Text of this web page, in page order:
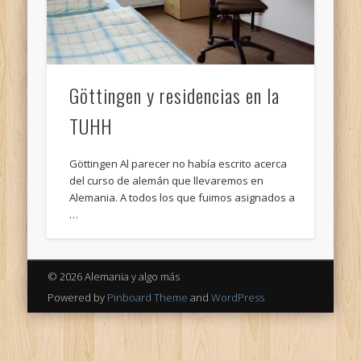
Göttingen y residencias en la
TUHH
Göttingen Al parecer no había escrito acerca
del curso de alemán que llevaremos en
Alemania. A todos los que fuimos asignados a
…
© 2026 Alemania y algo más
Powered by Pinboard Theme and WordPress